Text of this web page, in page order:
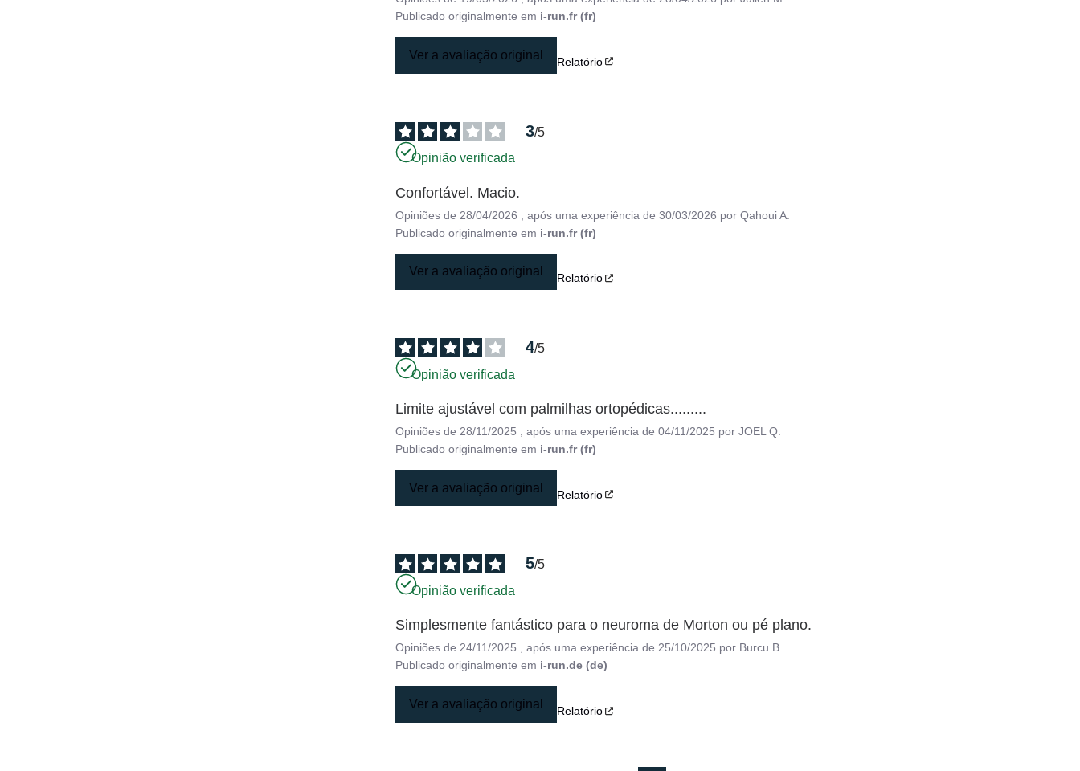
Publicado originalmente em i-run.fr (fr)
Ver a avaliação original Relatório
3/5
Opinião verificada
Confortável. Macio.
Opiniões de 28/04/2026 , após uma experiência de30/03/2026 porQahoui A.
Publicado originalmente em i-run.fr (fr)
Ver a avaliação original Relatório
4/5
Opinião verificada
Limite ajustável com palmilhas ortopédicas.........
Opiniões de 28/11/2025 , após uma experiência de04/11/2025 porJOEL Q.
Publicado originalmente em i-run.fr (fr)
Ver a avaliação original Relatório
5/5
Opinião verificada
Simplesmente fantástico para o neuroma de Morton ou pé plano.
Opiniões de24/11/2025 , após uma experiência de25/10/2025 por Burcu B.
Publicado originalmente em i-run.de (de)
Ver a avaliação original Relatório